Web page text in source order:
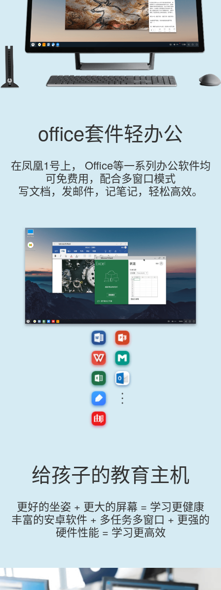
office套件轻办公
在凤凰1号上， Office等一系列办公软件均
可免费用，配合多窗口模式
写文档，发邮件，记笔记，轻松高效。
给孩子的教育主机
更好的坐姿 + 更大的屏幕 = 学习更健康
丰富的安卓软件 + 多任务多窗口 + 更强的
硬件性能 = 学习更高效